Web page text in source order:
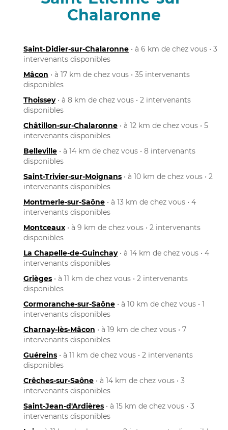
Chalaronne
Saint-Didier-sur-Chalaronne • à 6 km de chez vous • 3
intervenants disponibles
Mâcon • à 17 km de chez vous • 35 intervenants
disponibles
Thoissey• à 8 km de chez vous • 2 intervenants
disponibles
Châtillon-sur-Chalaronne • à 12 km de chez vous • 5
intervenants disponibles
Belleville • à 14 km de chez vous • 8 intervenants
disponibles
Saint-Trivier-sur-Moignans • à 10 km de chez vous • 2
intervenants disponibles
Montmerle-sur-Saône • à 13 km de chez vous • 4
intervenants disponibles
Montceaux • à 9 km de chez vous • 2 intervenants
disponibles
La Chapelle-de-Guinchay• à 14 km de chez vous • 4
intervenants disponibles
Grièges • à 11 km de chez vous • 2 intervenants
disponibles
Cormoranche-sur-Saône • à 10 km de chez vous • 1
intervenants disponibles
Charnay-lès-Mâcon • à 19 km de chez vous • 7
intervenants disponibles
Guéreins • à 11 km de chez vous • 2 intervenants
disponibles
Crêches-sur-Saône • à 14 km de chez vous • 3
intervenants disponibles
Saint-Jean-d'Ardières • à 15 km de chez vous • 3
intervenants disponibles